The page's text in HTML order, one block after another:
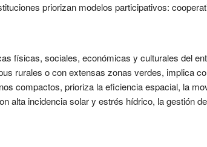
priorizan modelos participativos:
físicas, sociales, económicas y culturales del
rurales o con extensas zonas verdes, implica
compactos, prioriza la eficiencia espacial, la
alta incidencia solar y estrés hídrico, la gestión